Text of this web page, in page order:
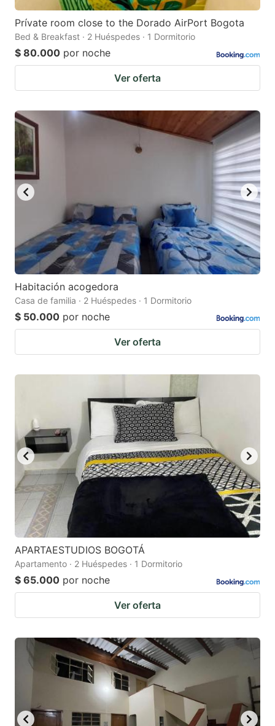
Prívate room close to the Dorado AirPort Bogota
Bed & Breakfast · 2 Huéspedes · 1 Dormitorio
$ 80.000 por noche
Ver oferta
Habitación acogedora
Casa de familia · 2 Huéspedes · 1 Dormitorio
$ 50.000 por noche
Ver oferta
APARTAESTUDIOS BOGOTÁ
Apartamento · 2 Huéspedes · 1 Dormitorio
$ 65.000 por noche
Ver oferta